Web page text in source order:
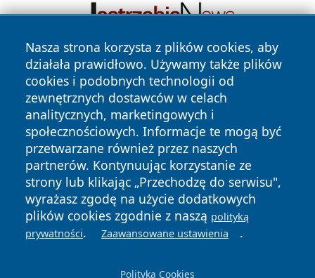
Nasza strona korzysta z plików cookies, aby
działała prawidłowo. Używamy także plików
cookies i podobnych technologii od
zewnętrznych dostawców w celach
analitycznych, marketingowych i
społecznościowych. Informacje te mogą być
przetwarzane również przez naszych
partnerów. Kontynuując korzystanie ze
strony lub klikając „Przechodzę do serwisu",
wyrażasz zgodę na użycie dodatkowych
plików cookies zgodnie z naszą polityką
prywatności. Zaawansowane ustawienia .
Polityka Cookies
Copyright © 2026 suwalkinews.pl Wszystkie prawa
zastrzeżone.
News Autorzy
Polityka
Prywatności
Polityka
Cookies